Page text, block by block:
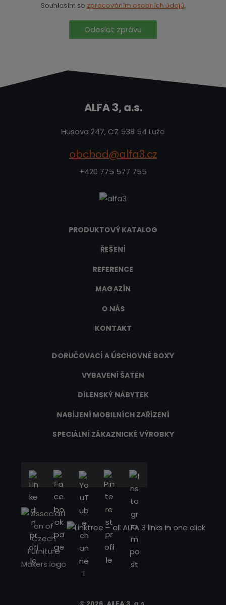
Odeslat zprávu
Souhlasím se zpracováním osobních údajů.
ALFA 3, a.s.
Husova 247, CZ 538 54 Luže
obchod@alfa3.cz
+420 775 577 755
PRODUKTOVÝ KATALOG
ŘEŠENÍ
REFERENCE
MAGAZÍN
O NÁS
KONTAKT
DORUČOVACÍ A ÚSCHOVNÉ BOXY
VYBAVENÍ ŠATEN
DÍLENSKÝ NÁBYTEK
NABÍJENÍ MOBILNÍCH ZAŘÍZENÍ
SPECIÁLNÍ ZÁKAZNICKÉ VÝROBKY